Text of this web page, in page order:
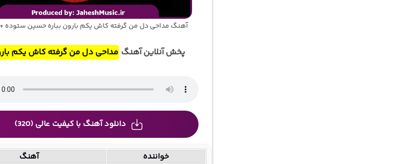
آهنگ مداحی دل من گرفته کاش یکم بارون بباره حسین ستوده
پخش آنلاین آهنگ مداحی دل من گرفته کاش یکم
دانلود آهنگ با کیفیت عالی (320)
خواننده
آهنگ